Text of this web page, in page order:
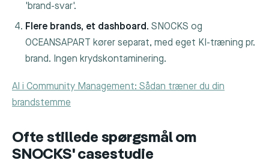
'brand-svar'.
Flere brands, et dashboard. SNOCKS og
OCEANSAPART kører separat, med eget KI-træning pr.
brand. Ingen krydskontaminering.
AI i Community Management: Sådan træner du din
brandstemme
Ofte stillede spørgsmål om
SNOCKS' casestudie